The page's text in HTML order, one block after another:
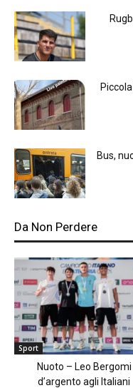
Bus,
Da Non Perdere
Sport
Nuoto – Leo Bergomi
d’argento agli Italiani